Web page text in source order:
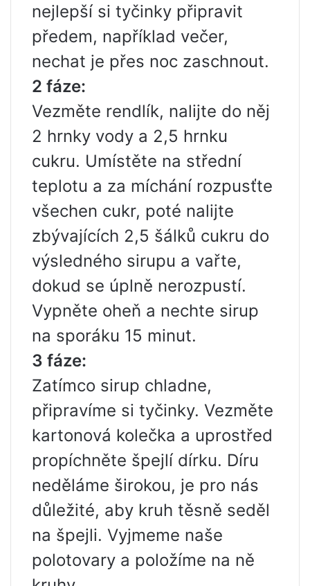
nejlepší si tyčinky připravit
předem, například večer,
nechat je přes noc zaschnout.
2 fáze:
Vezměte rendlík, nalijte do něj
2 hrnky vody a 2,5 hrnku
cukru. Umístěte na střední
teplotu a za míchání rozpusťte
všechen cukr, poté nalijte
zbývajících 2,5 šálků cukru do
výsledného sirupu a vařte,
dokud se úplně nerozpustí.
Vypněte oheň a nechte sirup
na sporáku 15 minut.
3 fáze:
Zatímco sirup chladne,
připravíme si tyčinky. Vezměte
kartonová kolečka a uprostřed
propíchněte špejlí dírku. Díru
neděláme širokou, je pro nás
důležité, aby kruh těsně seděl
na špejli. Vyjmeme naše
polotovary a položíme na ně